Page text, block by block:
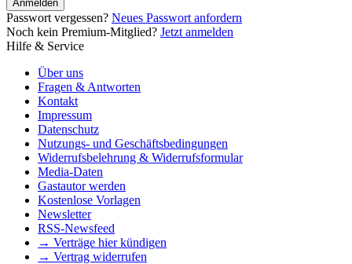
Anmelden
Passwort vergessen? Neues Passwort anfordern
Noch kein Premium-Mitglied? Jetzt anmelden
Hilfe & Service
Über uns
Fragen & Antworten
Kontakt
Impressum
Datenschutz
Nutzungs- und Geschäftsbedingungen
Widerrufsbelehrung & Widerrufsformular
Media-Daten
Gastautor werden
Kostenlose Vorlagen
Newsletter
RSS-Newsfeed
→ Verträge hier kündigen
→ Vertrag widerrufen